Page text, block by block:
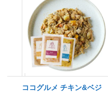
ココグルメ チキン&ベジ